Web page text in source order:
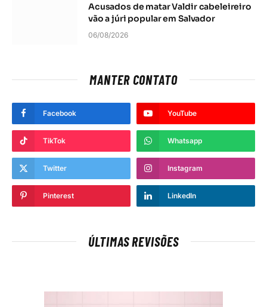
Acusados de matar Valdir cabeleireiro
vão a júri popular em Salvador
06/08/2026
MANTER CONTATO
Facebook YouTube
TikTok Whatsapp
Twitter Instagram
Pinterest LinkedIn
ÚLTIMAS REVISÕES